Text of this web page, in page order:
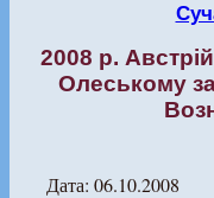
2008 р.
Олеському
Дата: 06.10.2008